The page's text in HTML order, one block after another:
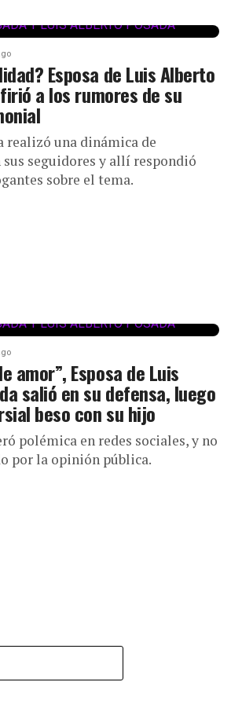
Esposa de Luis Alberto
a los rumores de su
realizó una dinámica de
seguidores y allí respondió
sobre el tema.
amor”, Esposa de Luis
salió en su defensa, luego
beso con su hijo
polémica en redes sociales, y no
por la opinión pública.